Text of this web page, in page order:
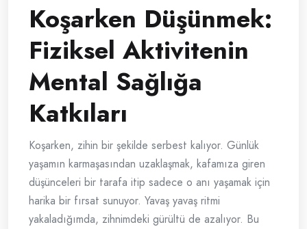
Koşarken Düşünmek:
Fiziksel Aktivitenin
Mental Sağlığa
Katkıları
Koşarken, zihin bir şekilde serbest kalıyor. Günlük
yaşamın karmaşasından uzaklaşmak, kafamıza giren
düşünceleri bir tarafa itip sadece o anı yaşamak için
harika bir fırsat sunuyor. Yavaş yavaş ritmi
yakaladığımda, zihnimdeki gürültü de azalıyor. Bu